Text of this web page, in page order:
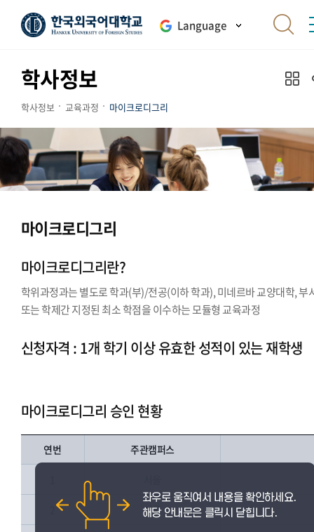
Language
학사정보
학사정보 교육과정 마이크로디그리
마이크로디그리
마이크로디그리란?
학위과정과는 별도로 학과(부)/전공(이하 학과), 미네르바 교양대학, 부
또는 학제간 지정된 최소 학점을 이수하는 모듈형 교육과정
신청자격 : 1개 학기 이상 유효한 성적이 있는 재학생
마이크로디그리 승인 현황
연번 주관캠퍼스
서울